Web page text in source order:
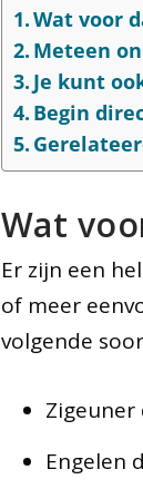
Wat voor
Meteen
Je kunt
Begin
Wat
Er zijn een
of meer
volgende
Zigeuner
Engelen